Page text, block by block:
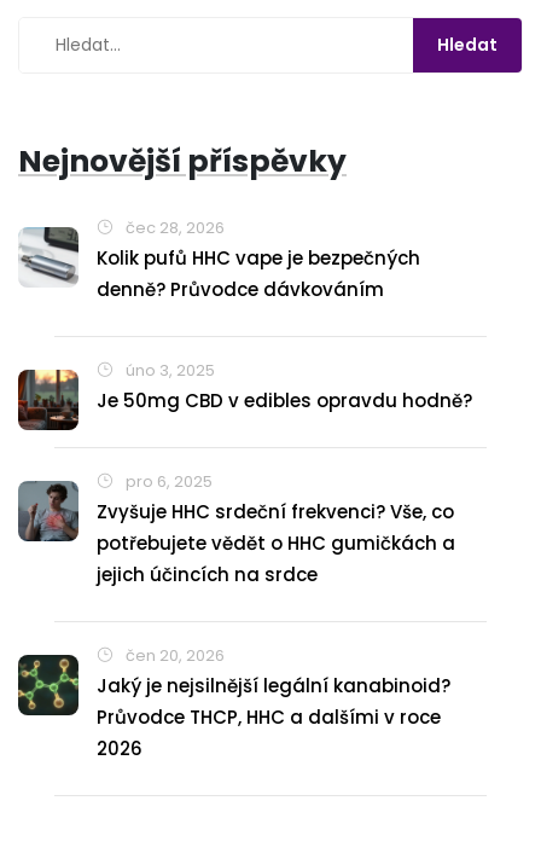
Nejnovější příspěvky
čec 28, 2026
Kolik pufů HHC vape je bezpečných
denně? Průvodce dávkováním
úno 3, 2025
Je 50mg CBD v edibles opravdu hodně?
pro 6, 2025
Zvyšuje HHC srdeční frekvenci? Vše, co
potřebujete vědět o HHC gumičkách a
jejich účincích na srdce
čen 20, 2026
Jaký je nejsilnější legální kanabinoid?
Průvodce THCP, HHC a dalšími v roce
2026